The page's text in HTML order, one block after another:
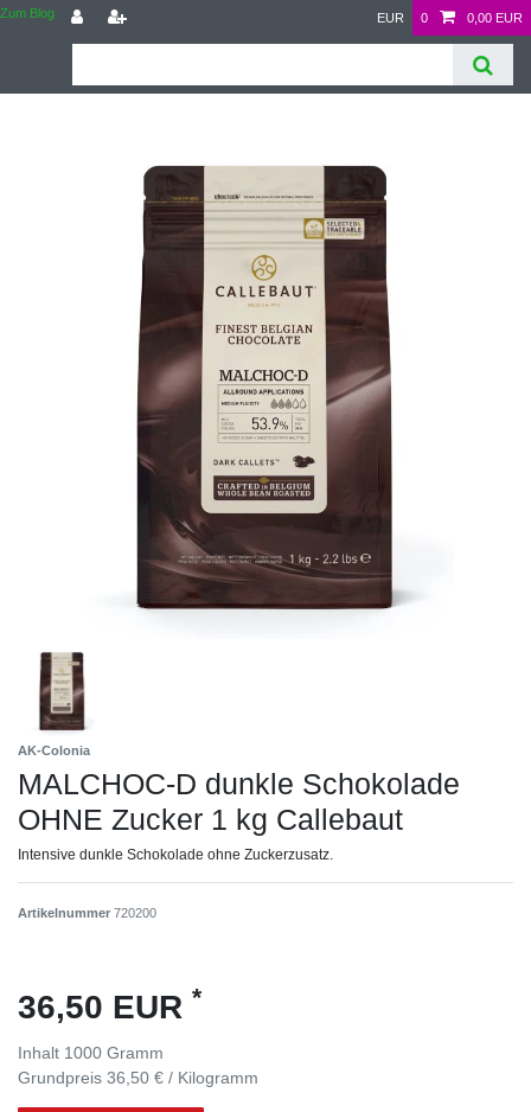
Zum Blog EUR 0 0,00 EUR
AK-Colonia
MALCHOC-D dunkle Schokolade
OHNE Zucker 1 kg Callebaut
Intensive dunkle Schokolade ohne Zuckerzusatz.
Artikelnummer 720200
36,50 EUR *
Inhalt 1000 Gramm
Grundpreis 36,50 € / Kilogramm